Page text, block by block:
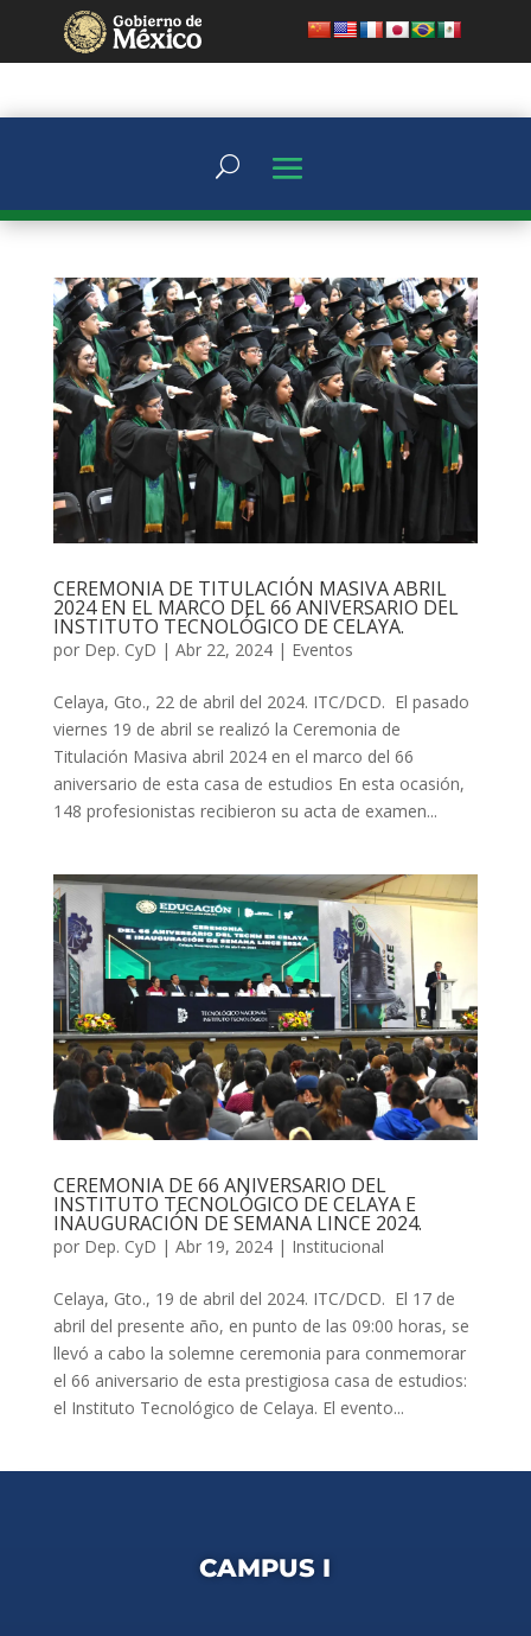
CEREMONIA DE TITULACIÓN MASIVA ABRIL
2024 EN EL MARCO DEL 66 ANIVERSARIO DEL
INSTITUTO TECNOLÓGICO DE CELAYA.
por Dep. CyD | Abr 22, 2024| Eventos
Celaya, Gto., 22 de abril del 2024. ITC/DCD. El pasado
viernes 19 de abril se realizó la Ceremonia de
Titulación Masiva abril 2024 en el marco del 66
aniversario de esta casa de estudios En esta ocasión,
148 profesionistas recibieron su acta de examen...
CEREMONIA DE 66 ANIVERSARIO DEL
INSTITUTO TECNOLÓGICO DE CELAYA E
INAUGURACIÓN DE SEMANA LINCE 2024.
por Dep. CyD | Abr 19, 2024| Institucional
Celaya, Gto., 19 de abril del 2024. ITC/DCD. El 17 de
abril del presente año, en punto de las 09:00 horas, se
llevó a cabo la solemne ceremonia para conmemorar
el 66 aniversario de esta prestigiosa casa de estudios:
el Instituto Tecnológico de Celaya. El evento...
CAMPUS I